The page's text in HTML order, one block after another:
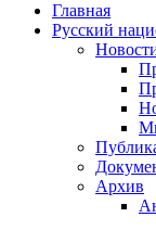
Главная
Русский
Архив